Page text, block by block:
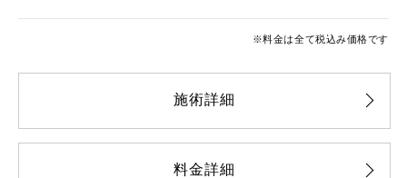
※料金は全て税込み価格です
施術詳細
料金詳細